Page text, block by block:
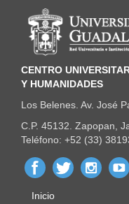
Información
CENTRO
Y HUMANIDADES
Los Belenes. Av. José
C.P. 45132. Zapopan,
Teléfono: +52 (33)
Inicio